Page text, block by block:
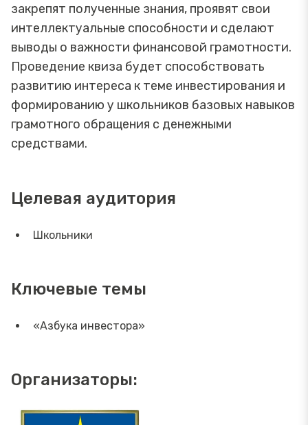
закрепят полученные знания, проявят свои
интеллектуальные способности и сделают
выводы о важности финансовой грамотности.
Проведение квиза будет способствовать
развитию интереса к теме инвестирования и
формированию у школьников базовых навыков
грамотного обращения с денежными
средствами.
Целевая аудитория
Школьники
Ключевые темы
«Азбука инвестора»
Организаторы: